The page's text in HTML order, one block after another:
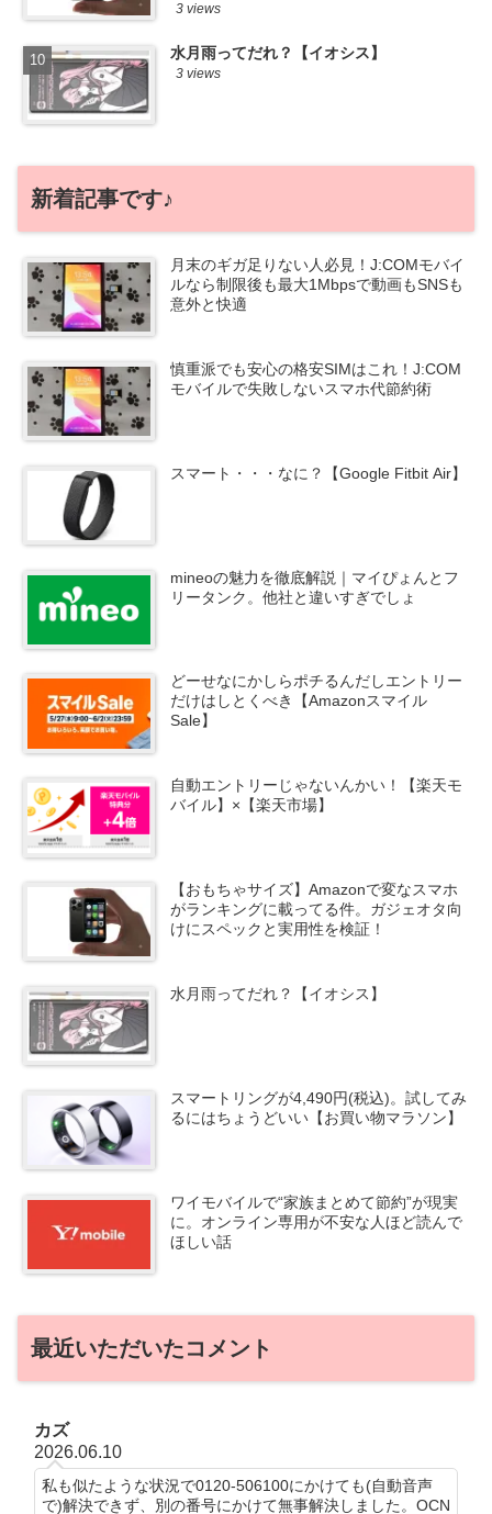
3 views
水月雨ってだれ？【イオシス】
3 views
新着記事です♪
月末のギガ足りない人必見！J:COMモバイ
ルなら制限後も最大1Mbpsで動画もSNSも
意外と快適
慎重派でも安心の格安SIMはこれ！J:COM
モバイルで失敗しないスマホ代節約術
スマート・・・なに？【Google Fitbit Air】
mineoの魅力を徹底解説｜マイぴょんとフ
リータンク。他社と違いすぎでしょ
どーせなにかしらポチるんだしエントリー
だけはしとくべき【Amazonスマイル
Sale】
自動エントリーじゃないんかい！【楽天モ
バイル】×【楽天市場】
【おもちゃサイズ】Amazonで変なスマホ
がランキングに載ってる件。ガジェオタ向
けにスペックと実用性を検証！
水月雨ってだれ？【イオシス】
スマートリングが4,490円(税込)。試してみ
るにはちょうどいい【お買い物マラソン】
ワイモバイルで“家族まとめて節約”が現実
に。オンライン専用が不安な人ほど読んで
ほしい話
最近いただいたコメント
カズ
2026.06.10
私も似たような状況で0120-506100にかけても(自動音声
で)解決できず、別の番号にかけて無事解決しました。OCN